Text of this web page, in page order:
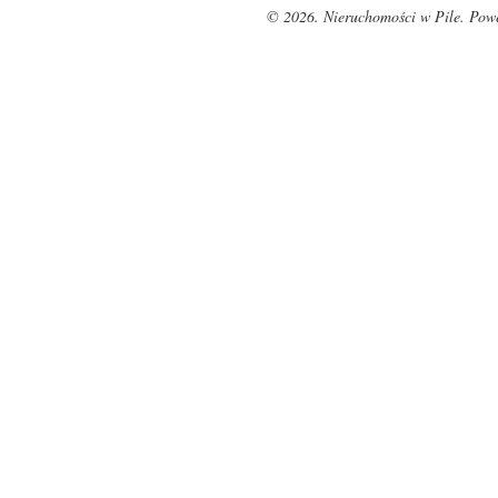
© 2026. Nieruchomości w Pile.